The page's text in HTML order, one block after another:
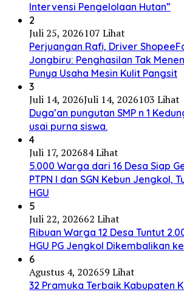
Intervensi Pengelolaan Hutan”
2
Juli 25, 2026107 Lihat
Perjuangan Rafi, Driver
Jongbiru: Penghasilan Tak
Punya Usaha Mesin Kulit Pangsit
3
Juli 14, 2026Juli 14, 2026103 Lihat
Duga’an pungutan SMP n 1
usai purna siswa.
4
Juli 17, 202684 Lihat
5.000 Warga dari 16 Desa Siap
PTPN I dan SGN Kebun Jengkol,
HGU
5
Juli 22, 202662 Lihat
Ribuan Warga 12 Desa Tuntut
HGU PG Jengkol Dikembalikan
6
Agustus 4, 202659 Lihat
32 Pramuka Terbaik Kabupaten